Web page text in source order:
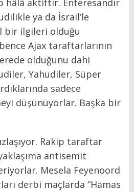
hâlâ aktiftir. Enteresandır
ya da İsrail’le
bir ilgileri olduğu
Ajax taraftarlarının
olduğunu dahi
Yahudiler, Süper
sadece
düşünüyorlar. Başka bir
Rakip taraftar
antisemit
Mesela Feyenoord
derbi maçlarda “Hamas